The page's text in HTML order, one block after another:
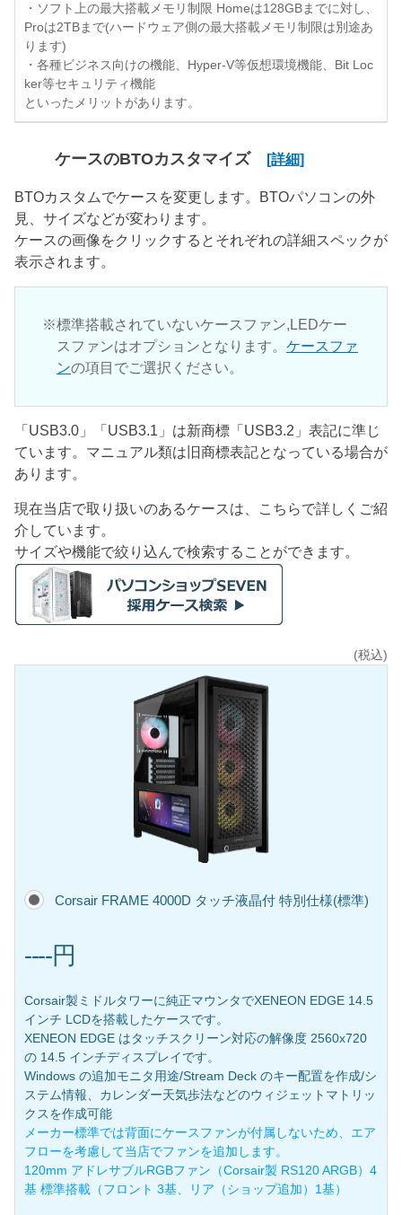
・ソフト上の最大搭載メモリ制限 Homeは128GBまでに対し、
Proは2TBまで(ハードウェア側の最大搭載メモリ制限は別途あ
ります)
・各種ビジネス向けの機能、Hyper-V等仮想環境機能、Bit Loc
ker等セキュリティ機能
といったメリットがあります。
ケースのBTOカスタマイズ [詳細]
BTOカスタムでケースを変更します。BTOパソコンの外
見、サイズなどが変わります。
ケースの画像をクリックするとそれぞれの詳細スペックが
表示されます。
標準搭載されていないケースファン,LEDケー
スファンはオプションとなります。 ケースファ
ンの項目でご選択ください。
「USB3.0」「USB3.1」は新商標「USB3.2」表記に準じ
ています。マニュアル類は旧商標表記となっている場合が
あります。
現在当店で取り扱いのあるケースは、こちらで詳しくご紹
介しています。
サイズや機能で絞り込んで検索することができます。
(税込)
Corsair FRAME 4000D タッチ液晶付 特別仕様(標準)
----円
Corsair製ミドルタワーに純正マウンタでXENEON EDGE 14.5
インチ LCDを搭載したケースです。
XENEON EDGE はタッチスクリーン対応の解像度 2560x720
の 14.5 インチディスプレイです。
Windows の追加モニタ用途/Stream Deck のキー配置を作成/シ
ステム情報、カレンダー天気歩法などのウィジェットマトリッ
クスを作成可能
メーカー標準では背面にケースファンが付属しないため、エア
フローを考慮して当店でファンを追加します。
120mm アドレサブルRGBファン（Corsair製 RS120 ARGB）4
基 標準搭載（フロント 3基、リア（ショップ追加）1基）